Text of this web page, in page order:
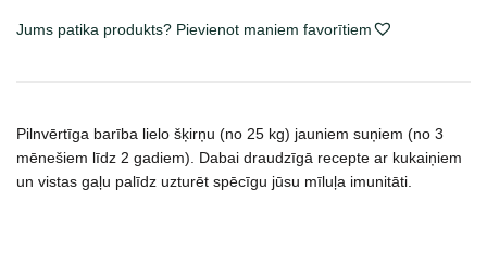
Jums patika produkts? Pievienot maniem favorītiem
Pilnvērtīga barība lielo šķirņu (no 25 kg) jauniem suņiem (no 3
mēnešiem līdz 2 gadiem). Dabai draudzīgā recepte ar kukaiņiem
un vistas gaļu palīdz uzturēt spēcīgu jūsu mīluļa imunitāti.